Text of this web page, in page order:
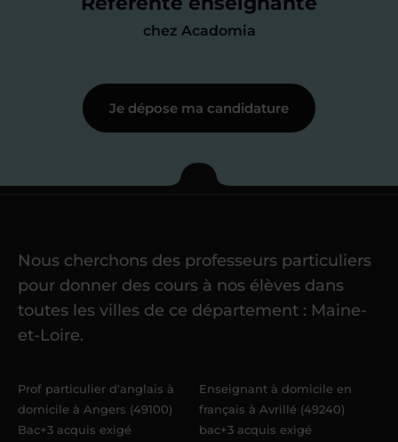
chez Acadomia
j’échange en direct avec un chargé de
Étape 3
Je commence mes
Une fois ma candidature validée,mon
référent me confie mes premiers
élèvesdans un délai de6 jours
maximum
Je dépose ma candidature
Nous cherchons des professeurs particuliers
pour donner des cours à nos élèves dans
toutes les villes de ce département : Maine-
et-Loire.
Prof particulier d'anglais à
domicile à Angers (49100)
Bac+3 acquis exigé
Enseignant à domicile en
français à Avrillé (49240)
bac+3 acquis exigé